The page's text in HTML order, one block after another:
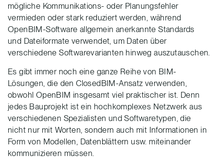
mögliche Kommunikations- oder Planungsfehler
vermieden oder stark reduziert werden, während
OpenBIM-Software allgemein anerkannte Standards
und Dateiformate verwendet, um Daten über
verschiedene Softwarevarianten hinweg auszutauschen.
Es gibt immer noch eine ganze Reihe von BIM-
Lösungen, die den ClosedBIM-Ansatz verwenden,
obwohl OpenBIM insgesamt viel praktischer ist. Denn
jedes Bauprojekt ist ein hochkomplexes Netzwerk aus
verschiedenen Spezialisten und Softwaretypen, die
nicht nur mit Worten, sondern auch mit Informationen in
Form von Modellen, Datenblättern usw. miteinander
kommunizieren müssen.